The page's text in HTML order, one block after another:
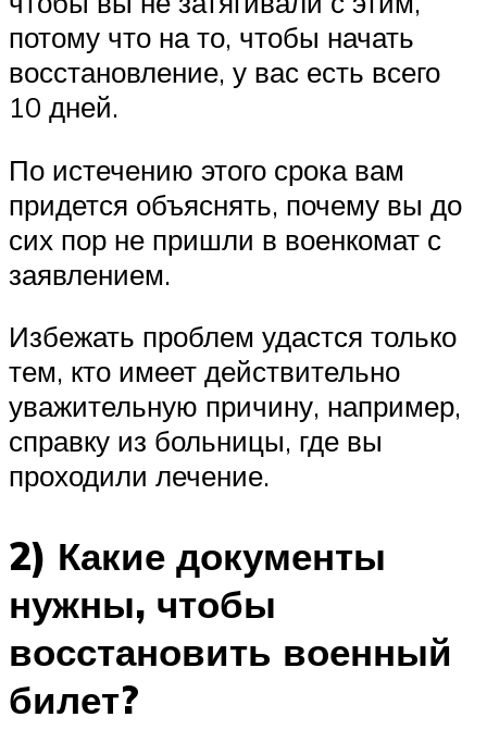
потому что на то, чтобы начать
восстановление, у вас есть всего
10 дней.
По истечению этого срока вам
придется объяснять, почему вы до
сих пор не пришли в военкомат с
заявлением.
Избежать проблем удастся только
тем, кто имеет действительно
уважительную причину, например,
справку из больницы, где вы
проходили лечение.
2) Какие документы
нужны, чтобы
восстановить военный
билет?